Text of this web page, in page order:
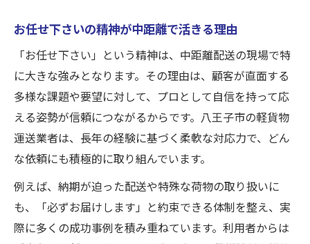
お任せ下さいの精神が中距離で活きる理由
「お任せ下さい」という精神は、中距離配送の現場で特
に大きな強みとなります。その理由は、顧客が直面する
多様な課題や要望に対して、プロとして自信を持って応
える姿勢が信頼につながるからです。八王子市の軽貨物
運送業者は、長年の経験に基づく柔軟な対応力で、どん
な依頼にも積極的に取り組んでいます。
例えば、納期が迫った配送や特殊な荷物の取り扱いに
も、「必ずお届けします」と約束できる体制を整え、実
際に多くの成功事例を積み重ねています。利用者からは